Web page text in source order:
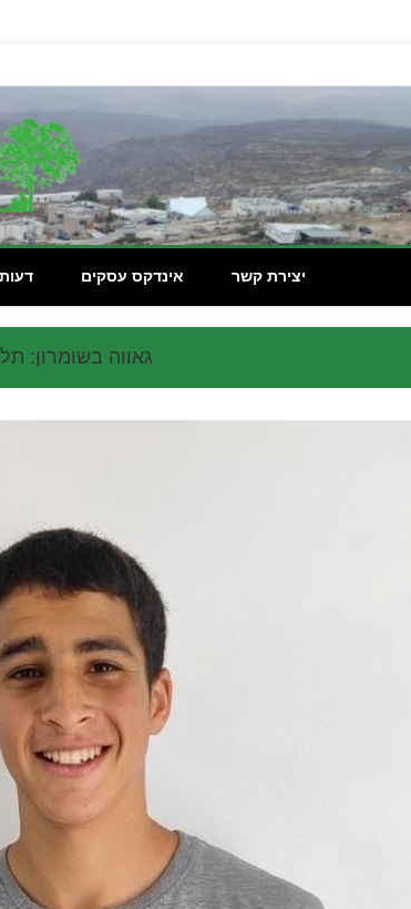
דעות אינדקס עסקים יצירת קשר
גאווה בשומרון: